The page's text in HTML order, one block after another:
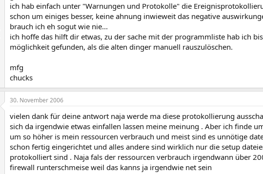
ich hab einfach unter "Warnungen und Protokolle" die
schon um einiges besser, keine ahnung inwieweit das negative
brauch ich eh sogut wie nie...
ich hoffe das hilft dir etwas, zu der sache mit der programmliste hab ich
möglichkeit gefunden, als die alten dinger manuell rauszulöschen.
mfg
chucks
30. November 2006
vielen dank für deine antwort naja werde ma diese protokollierung
sich da irgendwie etwas einfallen lassen meine meinung . Aber ich finde
um so höher is mein ressourcen verbrauch und meist sind es unnötige
schon fertig eingerichtet und alles andere sind wirklich nur die setup
protokolliert sind . Naja fals der ressourcen verbrauch irgendwann über
firewall runterschmeise weil das kanns ja irgendwie net sein